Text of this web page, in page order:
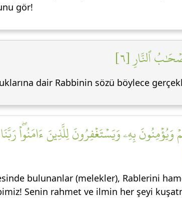
gör!
ٱلنَّارِ [٦]
dair Rabbinin sözü böylece
بِهِۦ وَيَسۡتَغۡفِرُونَ لِلَّذِينَ ءَامَنُواْۖ
bulunanlar (melekler), Rablerini
Senin rahmet ve ilmin her şeyi